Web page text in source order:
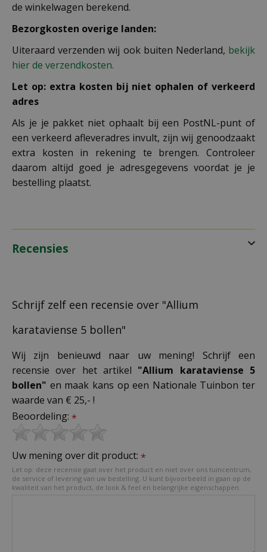
de winkelwagen berekend.
Bezorgkosten overige landen:
Uiteraard verzenden wij ook buiten Nederland, bekijk
hier de verzendkosten.
Let op: extra kosten bij niet ophalen of verkeerd
adres
Als je je pakket niet ophaalt bij een PostNL-punt of
een verkeerd afleveradres invult, zijn wij genoodzaakt
extra kosten in rekening te brengen. Controleer
daarom altijd goed je adresgegevens voordat je je
bestelling plaatst.
Recensies
Schrijf zelf een recensie over "Allium
karataviense 5 bollen"
Wij zijn benieuwd naar uw mening! Schrijf een
recensie over het artikel "Allium karataviense 5
bollen" en maak kans op een Nationale Tuinbon ter
waarde van € 25,- !
Beoordeling: *
Uw mening over dit product: *
Let op: deze recensie gaat over het product en niet over ons tuincentrum,
de service of levering van uw bestelling. U kunt bijvoorbeeld in gaan op de
kwaliteit van het product, de look & feel en belangrijke eigenschappen.